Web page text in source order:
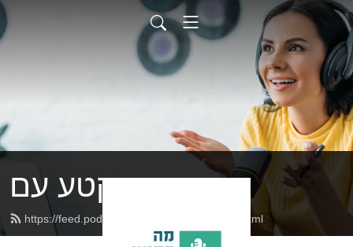
מה הקטע עם
https://feed.podbean.com/annabrameli/feed.xml